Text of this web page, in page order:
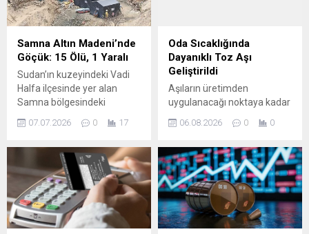
Samna Altın Madeni’nde
Göçük: 15 Ölü, 1 Yaralı
Sudan’ın kuzeyindeki Vadi
Halfa ilçesinde yer alan
Samna bölgesindeki
Mohamed Tawfiq Altın
Madeni’nde meydana gelen
şirket kaynakları tarafından
doğrulandı. Olayda 15 kişinin
hayatını kaybettiği, bir kişinin
de yaralandığı bildirildi.
Şirket, kaza sonrası sahaya
acil müdahale ekipleri
07.07.2026 0 17
Oda Sıcaklığında
Dayanıklı Toz Aşı
Geliştirildi
Aşıların üretimden
uygulanacağı noktaya kadar
kesintisiz soğuk tutulması
gerekliliği, özellikle uzak ve
bölgelerde büyük bir engel
oluşturuyor. İngiltere’deki
araştırmacıların geliştirdiği
yeni yöntem, aşıların
buzdolabına duyduğu
ihtiyacı azaltma potansiyeli
06.08.2026 0 0